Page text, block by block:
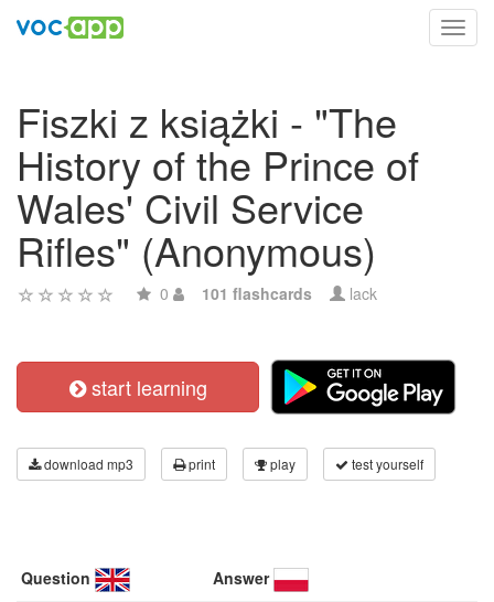
Fiszki z książki - "The
History of the Prince of
Wales' Civil Service
Rifles" (Anonymous)
0 101 flashcards lack
start learning
download mp3 print play test yourself
Question Answer